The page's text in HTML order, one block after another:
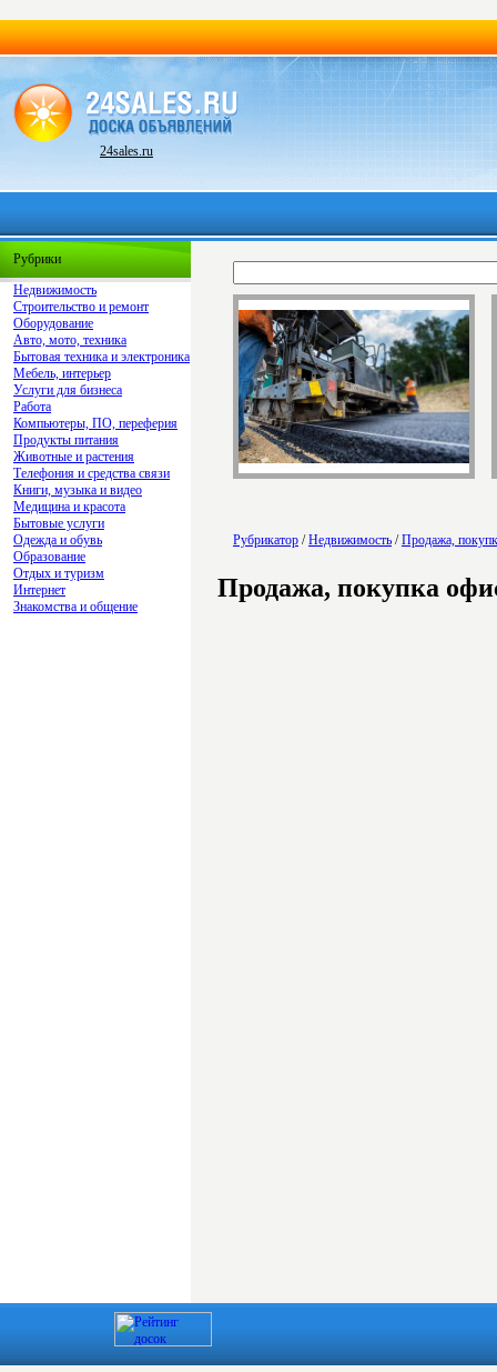
24sales.ru
Рубрики
Недвижимость
Строительство и ремонт
Оборудование
Авто, мото, техника
Бытовая техника и электроника
Мебель, интерьер
Услуги для бизнеса
Работа
Компьютеры, ПО, переферия
Продукты питания
Животные и растения
Телефония и средства связи
Книги, музыка и видео
Медицина и красота
Бытовые услуги
Одежда и обувь
Образование
Отдых и туризм
Интернет
Знакомства и общение
Рубрикатор /Недвижимость /Продажа,
Продажа, покупка